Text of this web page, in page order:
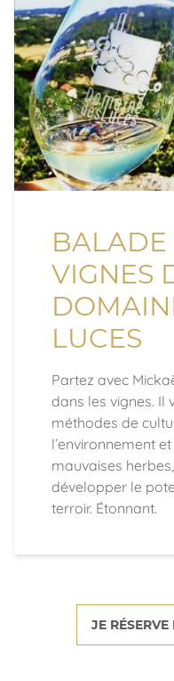
BALADE
VIGNES
LUCES
Partez avec
dans les vignes. Il
méthodes de
l’environnement
mauvaises
développer le
terroir. Étonnant.
JE